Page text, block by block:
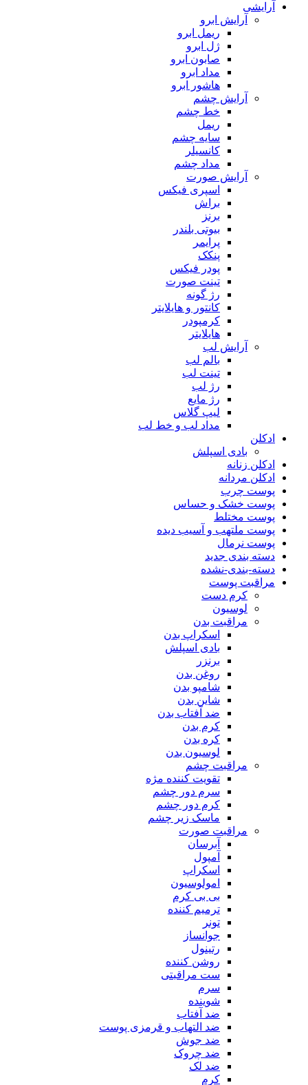
آرایشی
آرایش ابرو
ریمل ابرو
ژل ابرو
صابون ابرو
مداد ابرو
هاشور ابرو
آرایش چشم
خط چشم
ریمل
سایه چشم
کانسیلر
مداد چشم
آرایش صورت
اسپری فیکس
براش
برنز
بیوتی بلندر
پرایمر
پنکک
پودر فیکس
تینت صورت
رژ گونه
کانتور و هایلایتر
کرمپودر
هایلایتر
آرایش لب
بالم لب
تینت لب
رژ لب
رژ مایع
لیپ گلاس
مداد لب و خط لب
ادکلن
بادی اسپلش
ادکلن زنانه
ادکلن مردانه
پوست چرب
پوست خشک و حساس
پوست مختلط
پوست ملتهب و آسیب دیده
پوست نرمال
دسته بندی جدید
دسته-بندی-نشده
مراقبت پوست
کرم دست
لوسیون
مراقبت بدن
اسکراپ بدن
بادی اسپلش
برنزر
روغن بدن
شامپو بدن
شاین بدن
ضد آفتاب بدن
کرم بدن
کره بدن
لوسیون بدن
مراقبت چشم
تقویت کننده مژه
سرم دور چشم
کرم دور چشم
ماسک زیر چشم
مراقبت صورت
آبرسان
آمپول
اسکراپ
امولوسیون
بی بی کرم
ترمیم کننده
تونر
جوانساز
رتینول
روشن کننده
ست مراقبتی
سرم
شوینده
ضد آفتاب
ضد التهاب و قرمزی پوست
‌ضد جوش
ضد چروک
ضد لک
کرم